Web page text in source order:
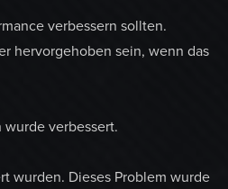
verbessern sollten.
hervorgehoben sein, wenn das
wurde verbessert.
wurden. Dieses Problem wurde